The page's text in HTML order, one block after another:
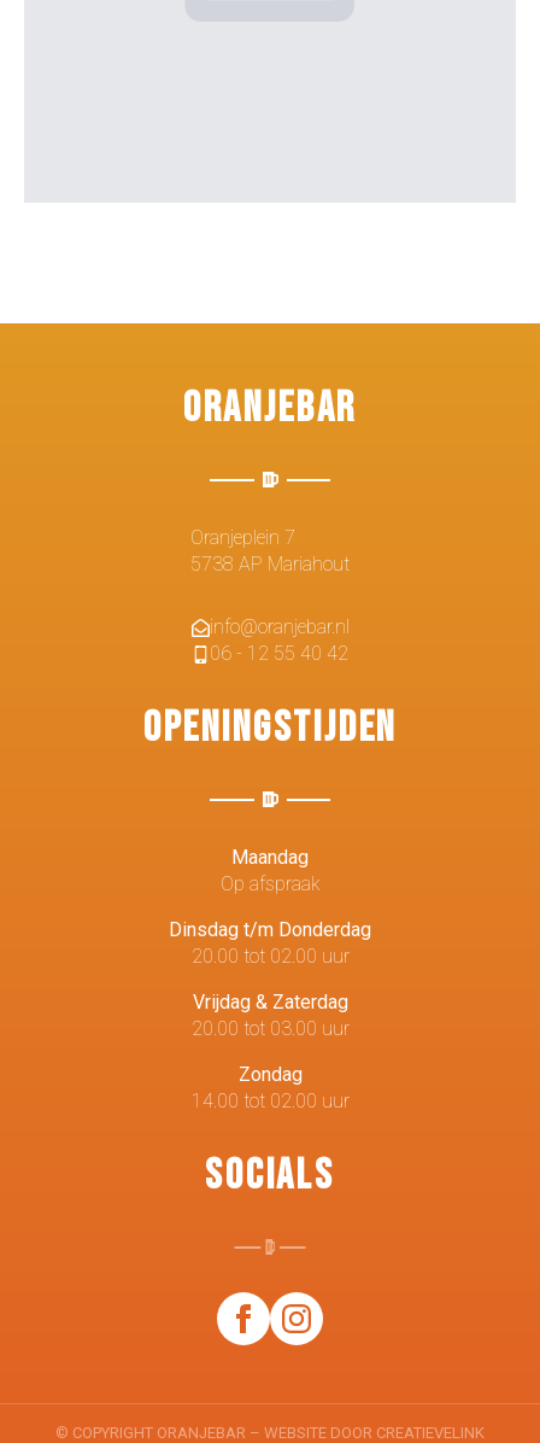
Oranjebar
Oranjeplein 7
5738 AP Mariahout
info@oranjebar.nl
06 - 12 55 40 42
Openingstijden
Maandag
Op afspraak
Dinsdag t/m Donderdag
20.00 tot 02.00 uur
Vrijdag & Zaterdag
20.00 tot 03.00 uur
Zondag
14.00 tot 02.00 uur
Socials
© COPYRIGHT ORANJEBAR – WEBSITE DOOR CREATIEVELINK